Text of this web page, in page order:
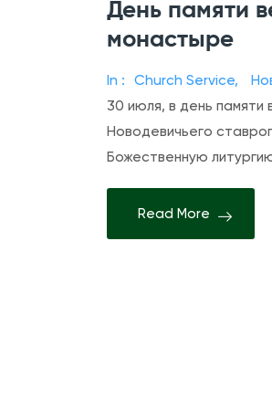
День памяти
монастыре
In : Church Service,
30 июля, в день памяти
Новодевичьего
Божественную
Read More